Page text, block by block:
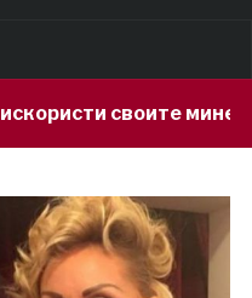
богатства